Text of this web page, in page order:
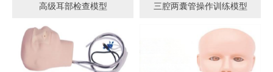
高级耳部检查模型 三腔两囊管操作训练模型